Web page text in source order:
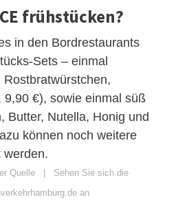
frühstücken?
in den Bordrestaurants
Sets – einmal
9,90 €), sowie einmal süß
Butter, Nutella, Honig und
können noch weitere
werden.
Quelle | Sehen Sie sich die
an